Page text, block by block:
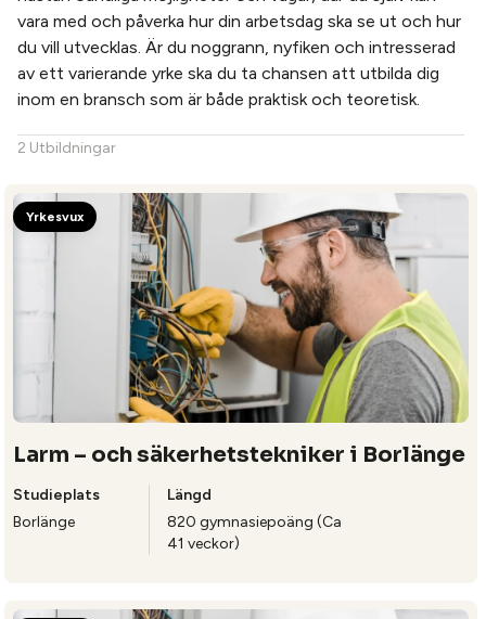
vara med och påverka hur din arbetsdag ska se ut och hur
du vill utvecklas. Är du noggrann, nyfiken och intresserad
av ett varierande yrke ska du ta chansen att utbilda dig
inom en bransch som är både praktisk och teoretisk
2 Utbildningar
Yrkesvux
Larm – och säkerhetstekniker i Borlänge
Studieplats
Borlänge
Längd
820 gymnasiepoäng (Ca
41 veckor)